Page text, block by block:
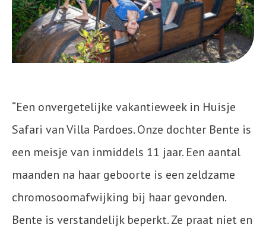
“Een onvergetelijke vakantieweek in Huisje
Safari van Villa Pardoes. Onze dochter Bente is
een meisje van inmiddels 11 jaar. Een aantal
maanden na haar geboorte is een zeldzame
chromosoomafwijking bij haar gevonden.
Bente is verstandelijk beperkt. Ze praat niet en